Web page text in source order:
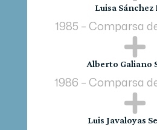
Luisa Sánchez
1985 – Comparsa

Alberto Galiano
1986 – Comparsa

Luis Javaloyas